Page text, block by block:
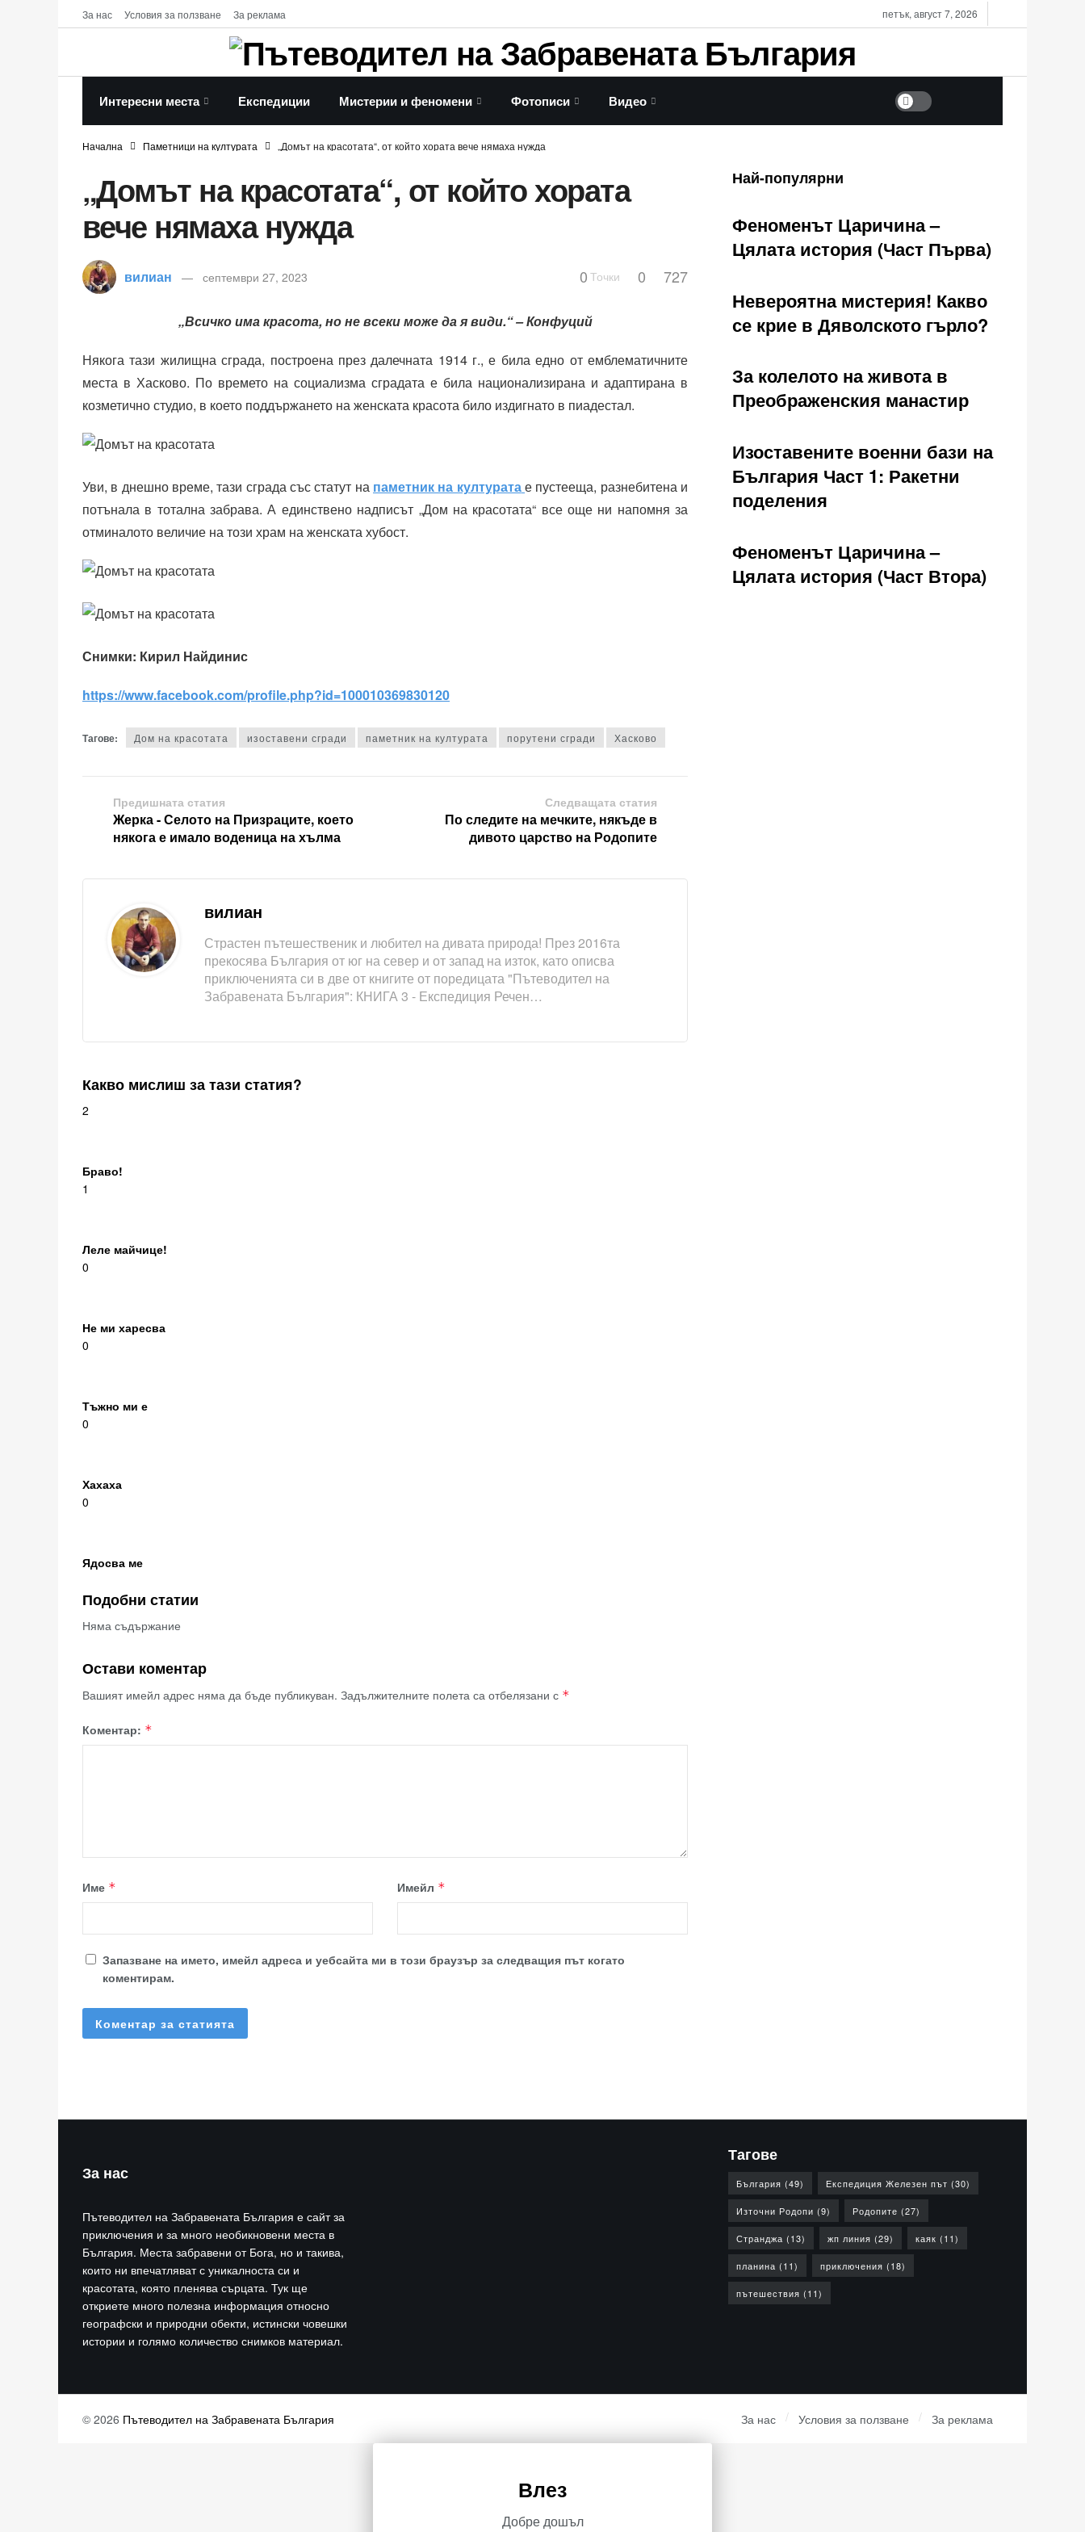
За нас Условия за ползване За реклама петък, август 7, 2026
Интересни места Експедиции Мистерии и феномени Фотописи Видео Dark mode
Начална Паметници на културата „Домът на красотата“, от който хората вече нямаха нужда
„Домът на красотата“, от който хората
вече нямаха нужда
вилиан септември 27, 2023 0 Точки 0 727
„Всичко има красота, но не всеки може да я види.“ – Конфуций
Някога тази жилищна сграда, построена през далечната 1914 г., е била едно от емблематичните
места в Хасково. По времето на социализма сградата е била национализирана и адаптирана в
козметично студио, в което поддържането на женската красота било издигнато в пиадестал.
Уви, в днешно време, тази сграда със статут на паметник на културатае пустееща, разнебитена и
потънала в тотална забрава. А единствено надписът „Дом на красотата“ все още ни напомня за
отминалото величие на този храм на женската хубост.
Снимки: Кирил Найдинис
https://www.facebook.com/profile.php?id=100010369830120
Тагове: Дом на красотата изоставени сгради паметник на културата порутени сгради Хасково
Предишната статия
Жерка - Селото на Призраците, което
някога е имало воденица на хълма
Следващата статия
По следите на мечките, някъде в
дивото царство на Родопите
вилиан
Страстен пътешественик и любител на дивата природа! През 2016та
прекосява България от юг на север и от запад на изток, като описва
приключенията си в две от книгите от поредицата "Пътеводител на
Забравената България": КНИГА 3 - Експедиция Речен…
Какво мислиш за тази статия?
2
Браво!
1
Леле майчице!
0
Не ми харесва
0
Тъжно ми е
0
Хахаха
0
Ядосва ме
Подобни статии
Няма съдържание
Остави коментар
Вашият имейл адрес няма да бъде публикуван. Задължителните полета са отбелязани с *
Коментар: *
Име * Имейл *
Запазване на името, имейл адреса и уебсайта ми в този браузър за следващия път когато
коментирам.
Най-популярни
Феноменът Царичина –
Цялата история (Част Първа)
Невероятна мистерия! Какво
се крие в Дяволското гърло?
За колелото на живота в
Преображенския манастир
Изоставените военни бази на
България Част 1: Ракетни
поделения
Феноменът Царичина –
Цялата история (Част Втора)
За нас
Пътеводител на Забравената България е сайт за
приключения и за много необикновени места в
България. Места забравени от Бога, но и такива,
които ни впечатляват с уникалноста си и
красотата, която пленява сърцата. Тук ще
откриете много полезна информация относно
географски и природни обекти, истински човешки
истории и голямо количество снимков материал.
Тагове
България (49) Експедиция Железен път (30)
Източни Родопи (9) Родопите (27)
Странджа (13) жп линия (29) каяк (11)
планина (11) приключения (18)
пътешествия (11)
© 2026 Пътеводител на Забравената България За нас Условия за ползване За реклама
Влез
Добре дошъл